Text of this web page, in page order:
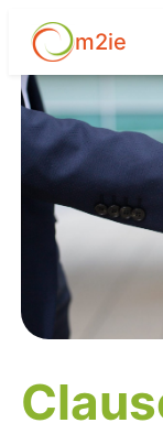
Aller
contenu
m2ie
!